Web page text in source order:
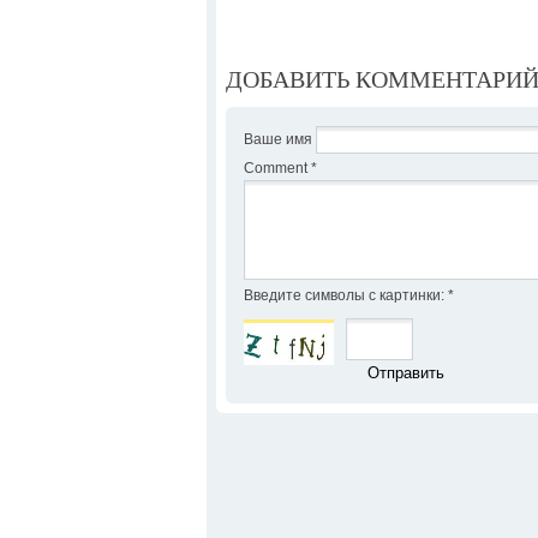
ДОБАВИТЬ КОММЕНТАРИЙ
Ваше имя
Comment *
Введите символы с картинки: *